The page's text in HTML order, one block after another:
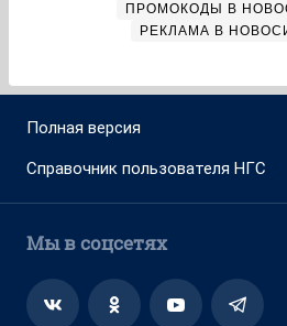
ПРОМОКОДЫ В
РЕКЛАМА В
Полная версия
Справочник пользователя НГС
Мы в соцсетях